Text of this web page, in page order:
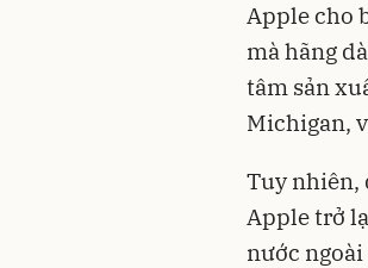
Apple cho
mà hãng
tâm sản
Michigan,
Tuy nhiên,
Apple trở
nước